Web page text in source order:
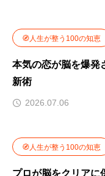
🧭人生が整う100の知恵
本気の恋が脳を爆発
新術
2026.07.06
🧭人生が整う100の知恵
プロが脳をクリアに